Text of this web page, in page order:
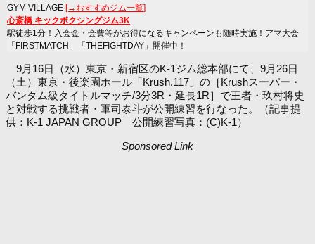
GYM VILLAGE [→おすすめジム一覧]
心斎橋 キックボクシングジム3K
駅徒歩1分！入会金・会費等がお得になるキャンペーンも随時実施！アマ大会
「FIRSTMATCH」「THEFIGHTDAY」開催中！
9月16日（水）東京・新宿区のK-1ジム総本部にて、9月26日
（土）東京・後楽園ホール「Krush.117」の［Krushスーパー・
バンタム級タイトルマッチ/3分3R・延長1R］で王者・玖村将史
と対戦する挑戦者・軍司泰斗が公開練習を行なった。（記事提
供：K-1 JAPAN GROUP 公開練習写真：(C)K-1）
Sponsored Link